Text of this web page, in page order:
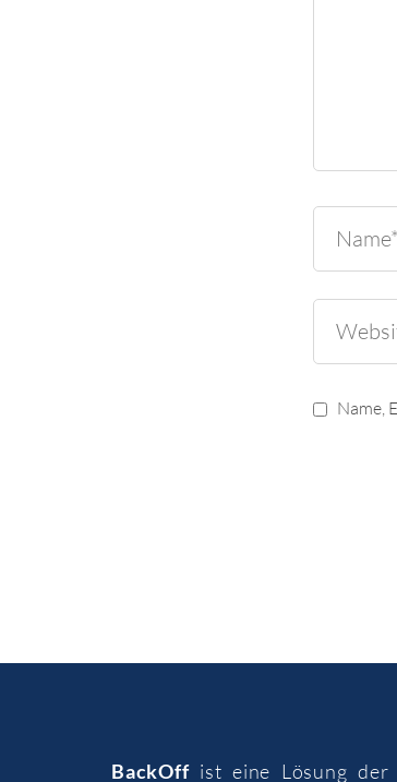
Name,
BackOffist eine Lösung der